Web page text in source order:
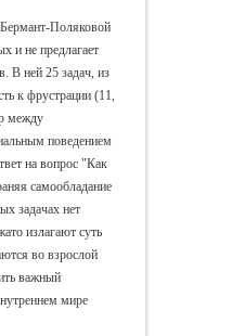
Поляковой
и не предлагает
В ней 25 задач, из
к фрустрации (11,
между
поведением
на вопрос "Как
самообладание
задачах нет
излагают суть
во взрослой
важный
мире